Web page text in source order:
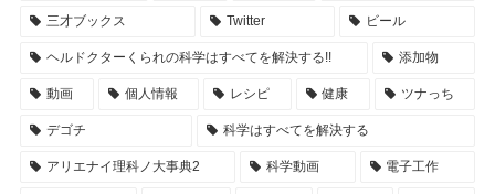
三才ブックス Twitter ビール
ヘルドクターくられの科学はすべてを解決する!! 添加物
動画 個人情報 レシピ 健康 ツナっち
デゴチ 科学はすべてを解決する
アリエナイ理科ノ大事典2 科学動画 電子工作